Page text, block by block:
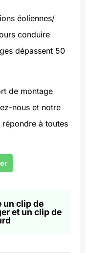
éoliennes/
conduire
dépassent 50
de montage
nous et notre
à toutes
un clip de
et un clip de